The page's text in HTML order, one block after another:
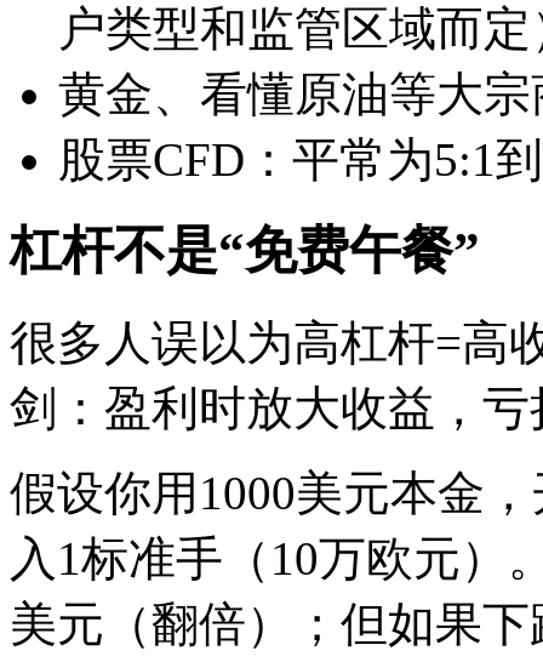
户类型和监管区域而定
黄金、看懂原油等大
股票CFD：平常为5:1
杠杆不是“免费午餐”
很多人误以为高杠杆=高
剑：盈利时放大收益，
假设你用1000美元本金
入1标准手（10万欧元）
美元（翻倍）；但如果